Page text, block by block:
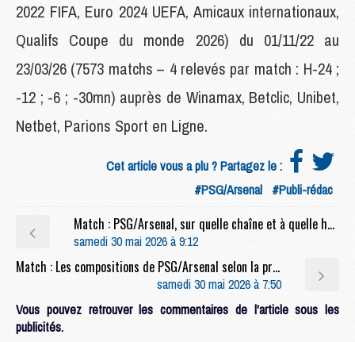
2022 FIFA, Euro 2024 UEFA, Amicaux internationaux,
Qualifs Coupe du monde 2026) du 01/11/22 au
23/03/26 (7573 matchs – 4 relevés par match : H-24 ;
-12 ; -6 ; -30mn) auprès de Winamax, Betclic, Unibet,
Netbet, Parions Sport en Ligne.
Cet article vous a plu ? Partagez le :
#PSG/Arsenal #Publi-rédac
Match : PSG/Arsenal, sur quelle chaîne et à quelle heure regarder la finale ?
samedi 30 mai 2026 à 9:12
Match : Les compositions de PSG/Arsenal selon la presse
samedi 30 mai 2026 à 7:50
Vous pouvez retrouver les commentaires de l'article sous les
publicités.